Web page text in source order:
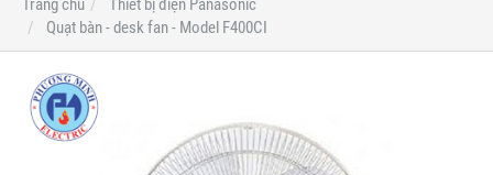
Trang chủ
Thiết bị điện Panasonic
Quạt bàn - desk fan - Model F400CI